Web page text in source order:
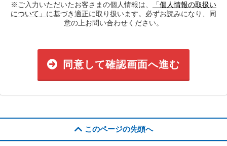
※ご入力いただいたお客さまの個人情報は、
「個人情報の取扱い
について」 に基づき適正に取り扱います。必ずお読みになり、同
意の上お問い合わせください。
同意して確認画面へ進む
このページの先頭へ